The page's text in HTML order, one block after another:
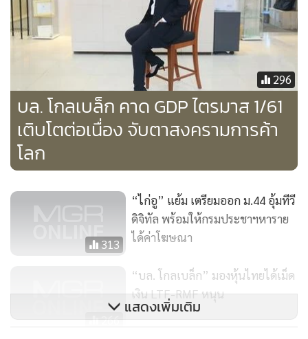
ได้แก่ PSL, TTA ดัชนีค่าระวางเรือปรับตัวขึ้น 8% WTD สู่ 1,025
จุด หุ้น WORK, MONO, BEC ได้ประโยชน์จาก คสช. เตรียมออก
คำสั่งมาตรการช่วยเหลือผู้ประกอบการทีวีดิจิทัลภายใน 1
สัปดาห์ หุ้น QH เป็นหุ้นมี yield สูงเฉลี่ยปีละ 6-7% ราคาปัจจุบัน
ซื้อขายที่ PER 10 เท่าต่ำกว่า PER ที่ระดับ 17 เท่า แนะนำลงทุน
ระยะยาวรับเงินปันผล รวมทั้งหุ้นปันผลเด่นอื่น ๆ เช่น BAFS,
CRD, FTE, GLOW, KKP, NYT, SIS, SPRC, TISCO, QH, PDI,
PL, AIT, AP, KIAT
ด้านแนวทางการลงทุนในทองคำ ผู้อำนวยการฝ่ายวิจัย บล.
โกลเบล็ก กล่าวว่า ทิศทางราคาทองคำในสัปดาห์ที่ผ่านมา เกิด
false breakout และย่อกลับลงมาเคลื่อนตัวในกรอบทางเทคนิค
รูปสามเหลี่ยมแบบ descending เนื่องจากสงครามระหว่าง
พันธมิตรนาโต้ของสหรัฐฯ กับฝ่ายรัสเซีย ที่ประจำการอยู่ในซีเรีย
ไม่บานปลายออกไป โดยฝ่ายรัสเซียสามารถคุมสถานการณ์ไว้ได้
ทั้งหมดด้วยเทคโนโลยีที่เหนือกว่ามาก ทำให้นักลงทุนคลายความ
กังวลต่อผลของสงครามในภูมิภาคตะวันออกกลางว่าจะกระทบ
296
บล. โกลเบล็ก คาด GDP ไตรมาส 1/61
เติบโตต่อเนื่อง จับตาสงครามการค้า
โลก
313
“ไก่อู” แย้ม เตรียมออก ม.44 อุ้มทีวี
ดิจิทัล พร้อมให้กรมประชาฯหาราย
ได้ค่าโฆษณา
266
“บล. โกลเบล็ก” มองหุ้นไทยได้เม็ด
เงิน LTF-RMF หนุน
แสดงเพิ่มเติม